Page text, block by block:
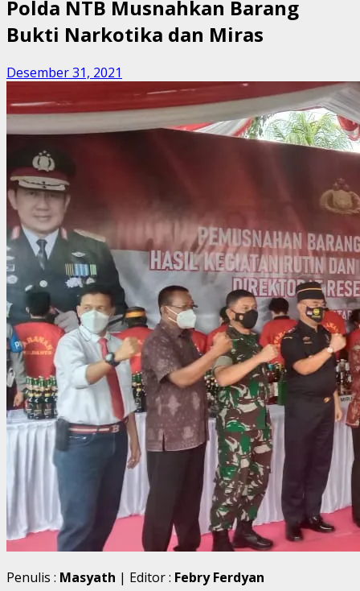
Polda NTB Musnahkan Barang
Bukti Narkotika dan Miras
Desember 31, 2021
Penulis : Masyath | Editor : Febry Ferdyan